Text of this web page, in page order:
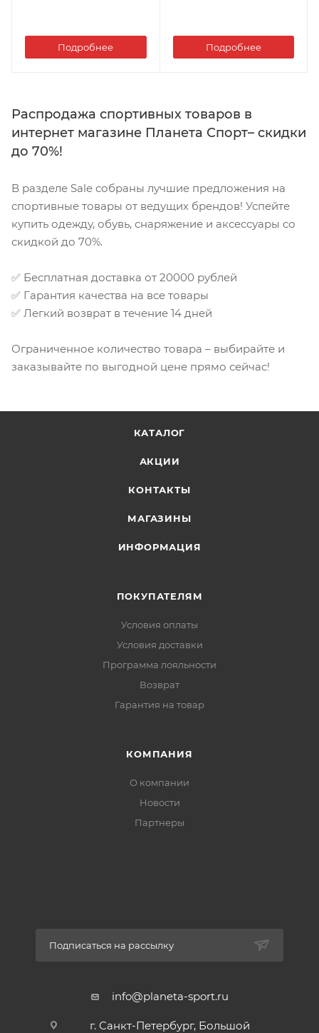
Подробнее Подробнее
Распродажа спортивных товаров в
интернет магазине Планета Спорт– скидки
до 70%!
В разделе Sale собраны лучшие предложения на
спортивные товары от ведущих брендов! Успейте
купить одежду, обувь, снаряжение и аксессуары со
скидкой до 70%.
✅ Бесплатная доставка от 20000 рублей
✅ Гарантия качества на все товары
✅ Легкий возврат в течение 14 дней
Ограниченное количество товара – выбирайте и
заказывайте по выгодной цене прямо сейчас!
КАТАЛОГ
АКЦИИ
КОНТАКТЫ
МАГАЗИНЫ
ИНФОРМАЦИЯ
ПОКУПАТЕЛЯМ
Условия оплаты
Условия доставки
Программа лояльности
Возврат
Гарантия на товар
КОМПАНИЯ
О компании
Новости
Партнеры
Подписаться на рассылку
info@planeta-sport.ru
г. Санкт-Петербург, Большой